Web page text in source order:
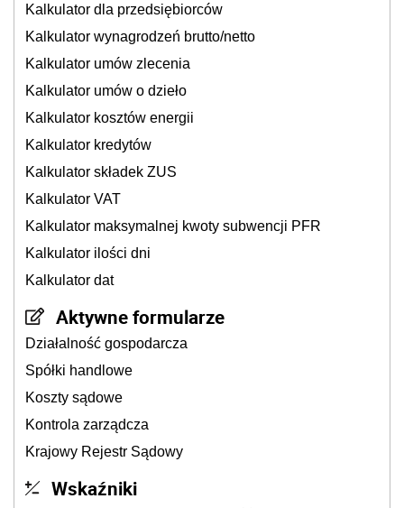
Kalkulator dla przedsiębiorców
Kalkulator wynagrodzeń brutto/netto
Kalkulator umów zlecenia
Kalkulator umów o dzieło
Kalkulator kosztów energii
Kalkulator kredytów
Kalkulator składek ZUS
Kalkulator VAT
Kalkulator maksymalnej kwoty subwencji PFR
Kalkulator ilości dni
Kalkulator dat
Aktywne formularze
Działalność gospodarcza
Spółki handlowe
Koszty sądowe
Kontrola zarządcza
Krajowy Rejestr Sądowy
Wskaźniki